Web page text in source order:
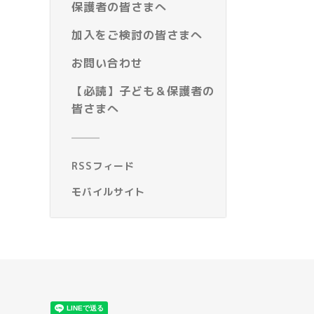
保護者の皆さまへ
加入をご検討の皆さまへ
お問い合わせ
【必読】子ども＆保護者の
皆さまへ
RSSフィード
モバイルサイト